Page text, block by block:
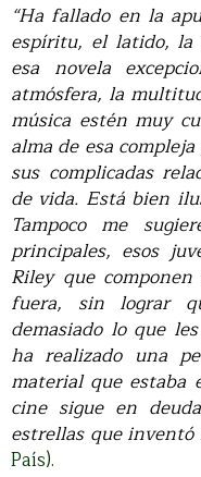
“Ha fallado en la
espíritu, el latido, la
esa novela
atmósfera, la
música estén muy
alma de esa
sus complicadas
de vida. Está bien
Tampoco me
principales, esos
Riley que
fuera, sin lograr
demasiado lo que
ha realizado una
material que estaba
cine sigue en
estrellas que inventó
País).